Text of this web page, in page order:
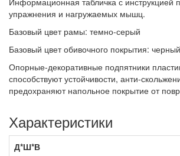
упражнения и нагружаемых мышц.
Базовый цвет рамы: темно-серый
Базовый цвет обивочного покрытия: черный
Опорные-декоративные подпятники
способствуют устойчивости, анти-
предохраняют напольное покрытие от
Характеристики
Д*Ш*В